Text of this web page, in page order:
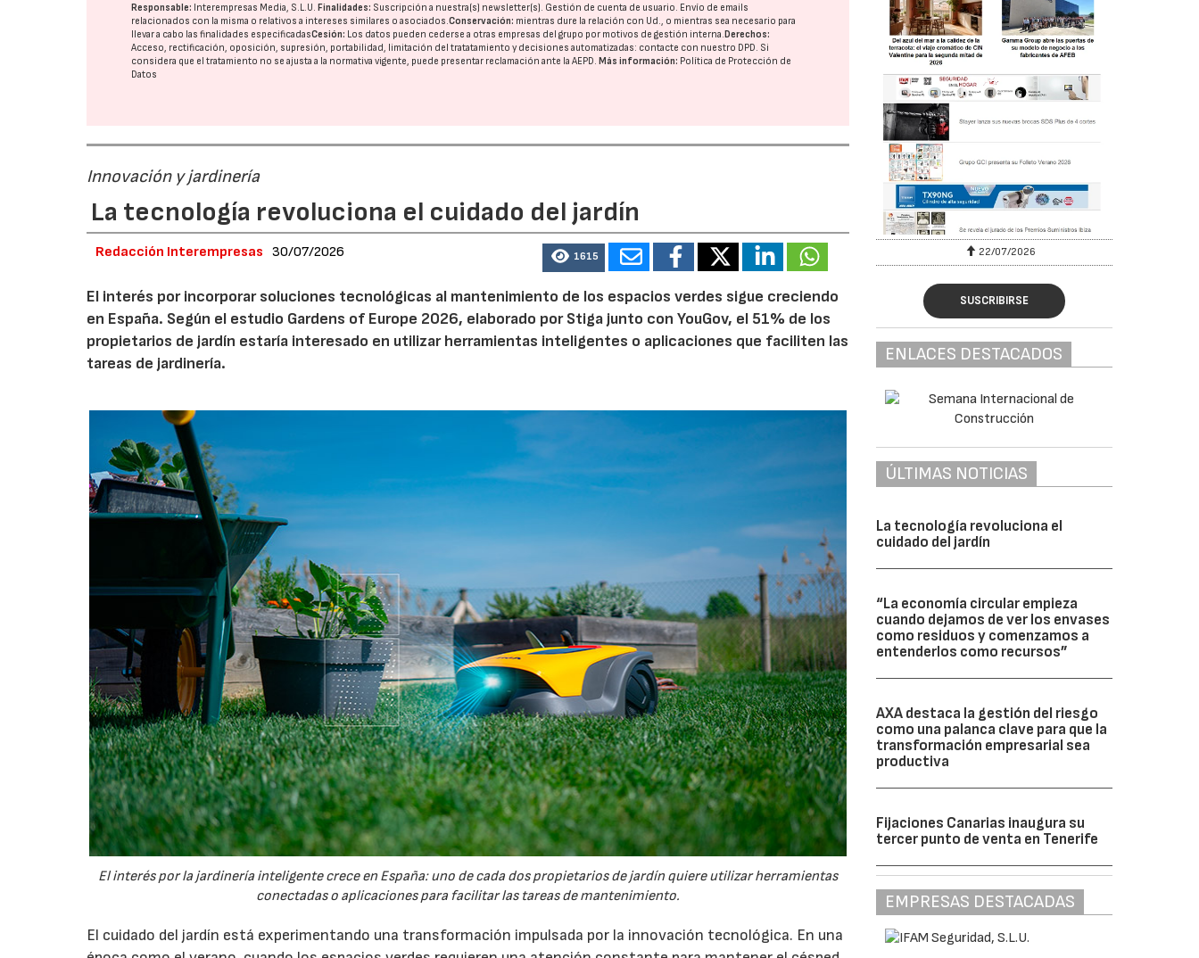
Responsable: Interempresas Media, S.L.U.Finalidades: Suscripción a nuestra(s) newsletter(s). Gestión de cuenta de usuario. Envío de emails
relacionados con la misma o relativos a intereses similares o asociados.Conservación: mientras dure la relación con Ud., o mientras sea necesario para
llevar a cabo las finalidades especificadasCesión: Los datos pueden cederse a otras empresas del grupo por motivos de gestión interna.Derechos:
Acceso, rectificación, oposición, supresión, portabilidad, limitación del tratatamiento y decisiones automatizadas: contacte con nuestro DPD. Si
considera que el tratamiento no se ajusta a la normativa vigente, puede presentar reclamación ante laAEPD.Más información: Política de Protección de
Datos
Innovación y jardinería
La tecnología revoluciona el cuidado del jardín
Redacción Interempresas 30/07/2026 1615
El interés por incorporar soluciones tecnológicas al mantenimiento de los espacios verdes sigue creciendo
en España. Según el estudio Gardens of Europe 2026, elaborado por Stiga junto con YouGov, el 51% de los
propietarios de jardín estaría interesado en utilizar herramientas inteligentes o aplicaciones que faciliten las
tareas de jardinería.
El interés por la jardinería inteligente crece en España: uno de cada dos propietarios de jardín quiere utilizar herramientas
conectadas o aplicaciones para facilitar las tareas de mantenimiento.
El cuidado del jardín está experimentando una transformación impulsada por la innovación tecnológica. En una
29/07/2026 22/07/2026
SUSCRIBIRSE
ENLACES DESTACADOS
ÚLTIMAS NOTICIAS
La tecnología revoluciona el
cuidado del jardín
“La economía circular empieza
cuando dejamos de ver los envases
como residuos y comenzamos a
entenderlos como recursos”
AXA destaca la gestión del riesgo
como una palanca clave para que la
transformación empresarial sea
productiva
Fijaciones Canarias inaugura su
tercer punto de venta en Tenerife
EMPRESAS DESTACADAS